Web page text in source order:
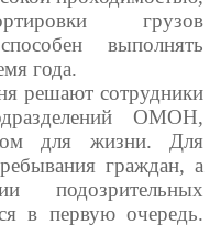
грузов
выполнять
года.
решают сотрудники
ОМОН,
для жизни. Для
граждан, а
подозрительных
в первую очередь.